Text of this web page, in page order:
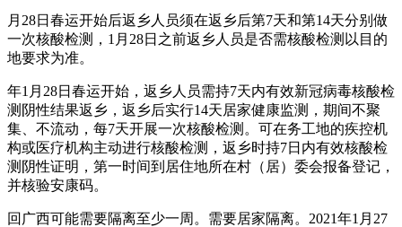
月28日春运开始后返乡人员须在返乡后第7天和第14天分别做
一次核酸检测，1月28日之前返乡人员是否需核酸检测以目的
地要求为准。
年1月28日春运开始，返乡人员需持7天内有效新冠病毒核酸检
测阴性结果返乡，返乡后实行14天居家健康监测，期间不聚
集、不流动，每7天开展一次核酸检测。可在务工地的疾控机
构或医疗机构主动进行核酸检测，返乡时持7日内有效核酸检
测阴性证明，第一时间到居住地所在村（居）委会报备登记，
并核验安康码。
回广西可能需要隔离至少一周。需要居家隔离。2021年1月27